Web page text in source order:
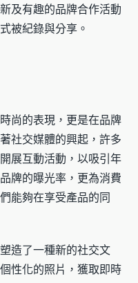
及有趣的品牌合作活動
被紀錄與分享。
尚的表現，更是在品牌
社交媒體的興起，許多
展互動活動，以吸引年
牌的曝光率，更為消費
能夠在享受產品的同
造了一種新的社交文
性化的照片，獲取即時